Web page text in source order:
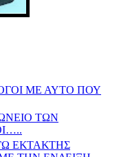
ΜΕ ΑΥΤΟ ΠΟΥ
ΤΩΝ
ΕΚΤΑΚΤΗΣ